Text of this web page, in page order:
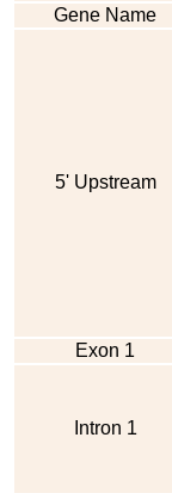
Gene Name
5' Upstream
Exon 1
Intron 1